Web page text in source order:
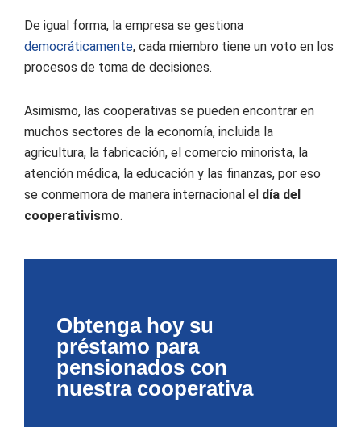
De igual forma, la empresa se gestiona
democráticamente, cada miembro tiene un voto en los
procesos de toma de decisiones.
Asimismo, las cooperativas se pueden encontrar en
muchos sectores de la economía, incluida la
agricultura, la fabricación, el comercio minorista, la
atención médica, la educación y las finanzas, por eso
se conmemora de manera internacional el día del
cooperativismo.
Obtenga hoy su
préstamo para
pensionados con
nuestra cooperativa